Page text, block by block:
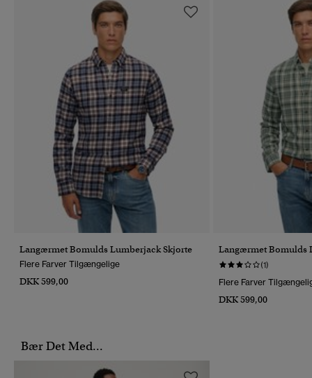
Langærmet Bomulds Lumberjack Skjorte
Flere Farver Tilgængelige
DKK 599,00
Langærmet Bomulds
(1)
Flere Farver
DKK 599,00
Bær Det Med...